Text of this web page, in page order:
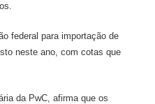
federal para importação de
neste ano, com cotas que
da PwC, afirma que os